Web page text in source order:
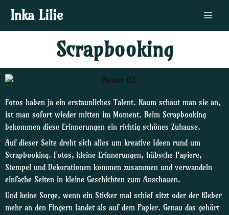
Inhalt
springen
Inka Lilie
Main
Menu
Scrapbooking
Fotos haben ja ein erstaunliches Talent. Kaum schaut man sie an,
ist man sofort wieder mitten im Moment. Beim Scrapbooking
bekommen diese Erinnerungen ein richtig schönes Zuhause.
Auf dieser Seite dreht sich alles um kreative Ideen rund um
Scrapbooking. Fotos, kleine Erinnerungen, hübsche Papiere,
Stempel und Dekorationen kommen zusammen und verwandeln
einfache Seiten in kleine Geschichten zum Anschauen.
Und keine Sorge, wenn ein Sticker mal schief sitzt oder der Kleber
mehr an den Fingern landet als auf dem Papier. Genau das gehört